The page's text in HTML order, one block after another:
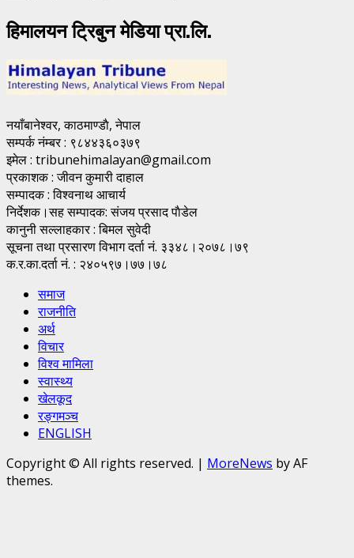
हिमालयन ट्रिबुन मेडिया प्रा.लि.
नयाँबानेश्वर, काठमाण्डाै, नेपाल
सम्पर्क नंम्बर : ९८४४३६०३७९
इमेल : tribunehimalayan@gmail.com
प्रकाशक : जीवन कुमारी दाहाल
सम्पादक : विश्वनाथ आचार्य
निर्देशक।सह सम्पादक: संजय प्रसाद पाैडेल
कानुनी सल्लाहकार : बिमल सुवेदी
सूचना तथा प्रसारण विभाग दर्ता नं. ३३४८।२०७८।७९
क.र.का.दर्ता नं. : २४०५९७।७७।७८
समाज
राजनीति
अर्थ
विचार
विश्व मामिला
स्वास्थ्य
खेलकूद
रङ्गमञ्च
ENGLISH
Copyright © All rights reserved. | MoreNews by AF
themes.